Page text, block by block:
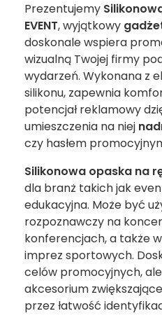
Prezentujemy
EVENT, wyjątkowy
doskonale wspiera
wizualną Twojej firmy
wydarzeń. Wykonana z
silikonu, zapewnia
potencjał reklamowy
umieszczenia na niej
czy hasłem
Silikonowa opaska na
dla branż takich jak
edukacyjna. Może być
rozpoznawczy na
konferencjach, a także
imprez sportowych.
celów promocyjnych,
akcesorium
przez łatwość